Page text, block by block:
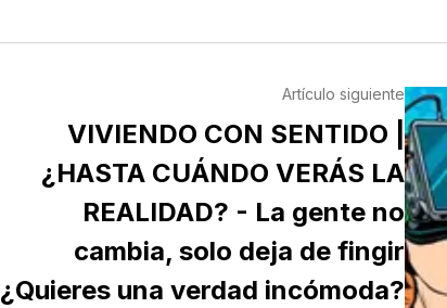
Artículo siguiente
VIVIENDO CON SENTIDO |
¿HASTA CUÁNDO VERÁS LA
REALIDAD? - La gente no
cambia, solo deja de fingir
¿Quieres una verdad incómoda?